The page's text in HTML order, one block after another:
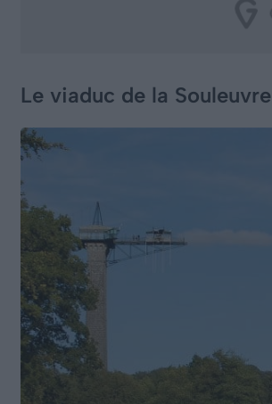
Le viaduc de la Souleuvre